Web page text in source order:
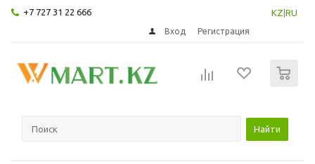
+7 727 31 22 666 KZ RU
Вход Регистрация
Найти